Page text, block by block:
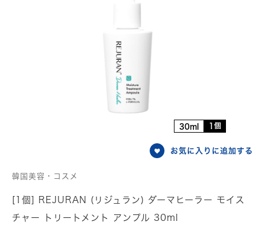
30ml 1個
お気に入りに追加する
韓国美容・コスメ
[1個] REJURAN (リジュラン) ダーマヒーラー モイス
チャー トリートメント アンプル 30ml